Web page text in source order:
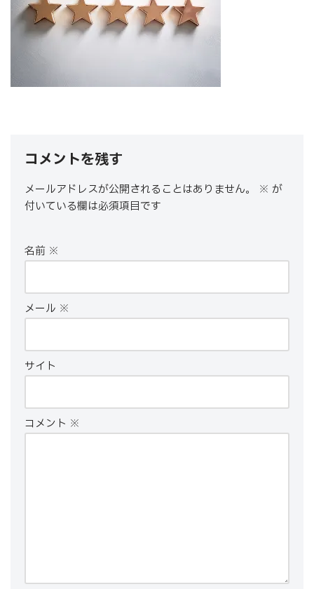
コメントを残す
メールアドレスが公開されることはありません。 ※ が
付いている欄は必須項目です
名前 ※
メール ※
サイト
コメント ※